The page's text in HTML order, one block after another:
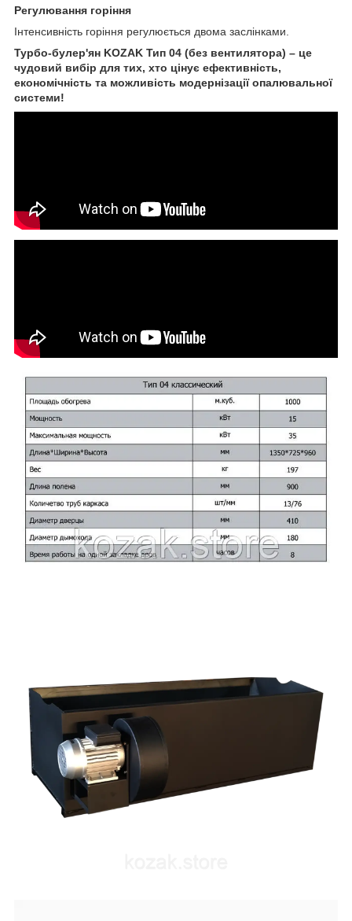
Регулювання горіння
Інтенсивність горіння регулюється двома заслінками.
Турбо-булер'ян KOZAK Тип 04 (без вентилятора) – це
чудовий вибір для тих, хто цінує ефективність,
економічність та можливість модернізації опалювальної
системи!